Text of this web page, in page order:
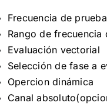
Frecuencia de
Rango de frecuencia
Evaluación vectorial
Selección de fase a
Opercion dinámica
Canal